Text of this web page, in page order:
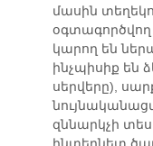
մասին
օգտագործվող
կարող են
ինչպիսիք են
սերվերը),
զննարկչի